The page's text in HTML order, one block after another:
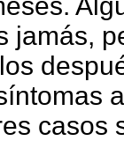
jamás,
casos